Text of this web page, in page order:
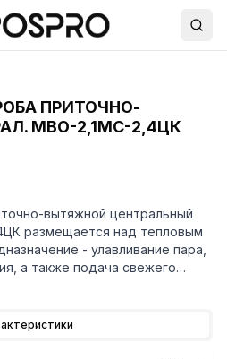
ПРИТОЧНО-
МВО-2,1МС-2,4ЦК
вытяжной центральный
размещается над тепловым
- улавливание пара,
а также подача свежего
сказывается на микроклимате